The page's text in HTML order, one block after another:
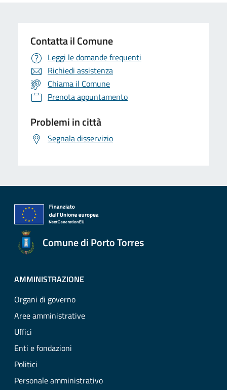
Contatta il Comune
Leggi le domande frequenti
Richiedi assistenza
Chiama il Comune
Prenota appuntamento
Problemi in città
Segnala disservizio
Comune di Porto Torres
AMMINISTRAZIONE
Organi di governo
Aree amministrative
Uffici
Enti e fondazioni
Politici
Personale amministrativo